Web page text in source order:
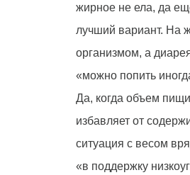
жирное не ела, да
лучший вариант. На
организмом, а
«можно попить
Да, когда объем
избавляет от
ситуация с весом
«в поддержку